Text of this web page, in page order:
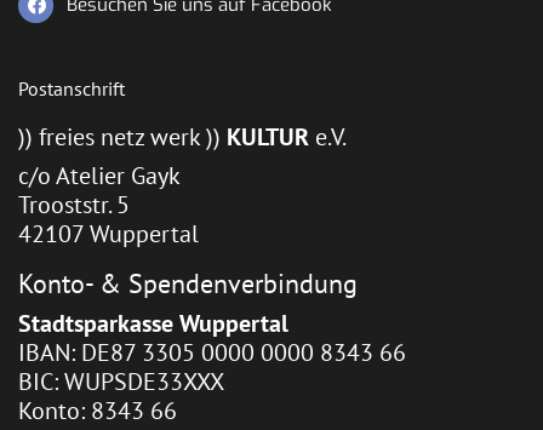
Besuchen Sie uns auf Facebook
Postanschrift
)) freies netz werk )) KULTUR e.V.
c/o Atelier Gayk
Trooststr. 5
42107 Wuppertal
Konto- & Spendenverbindung
Stadtsparkasse Wuppertal
IBAN: DE87 3305 0000 0000 8343 66
BIC: WUPSDE33XXX
Konto: 8343 66